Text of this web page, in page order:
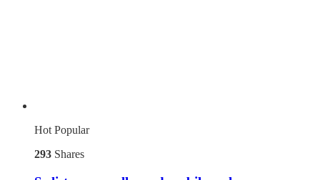
HotPopular
293 Shares